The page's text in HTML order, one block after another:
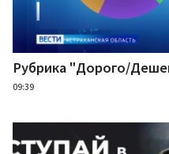
Рубрика "Дорого/
09:39